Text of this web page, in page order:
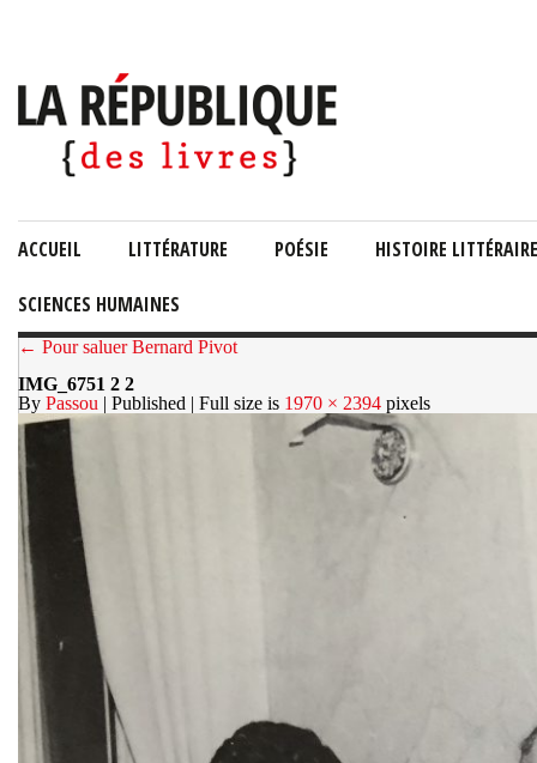
ACCUEIL LITTÉRATURE POÉSIE HISTOIRE LITTÉRAIRE
SCIENCES HUMAINES
← Pour saluer Bernard Pivot
IMG_6751 2 2
By Passou | Published | Full size is 1970 × 2394 pixels